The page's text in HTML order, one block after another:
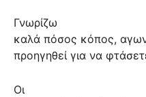
Γνωρίζω
καλά πόσος κόπος,
προηγηθεί για να
Οι